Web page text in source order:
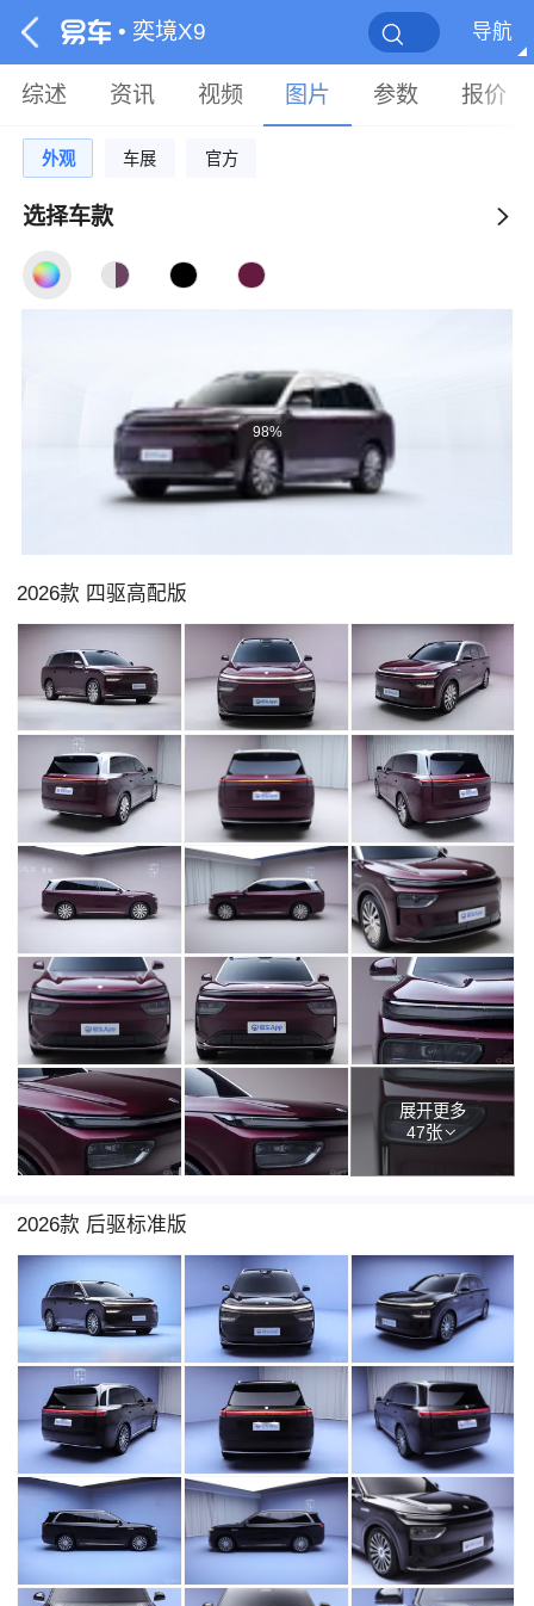
• 奕境X9 导航
综述 资讯 视频 图片 参数 报价
外观 车展 官方
选择车款
98%
2026款 四驱高配版
展开更多
47张
2026款 后驱标准版